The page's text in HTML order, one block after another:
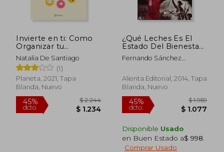
45%
dcto. $
Invierte en ti: Como
Organizar tu
Economia en 11 Pasos
Para Vivir Mejor
Natalia De Santiago
(1)
Planeta, 2021, Tapa
Blanda, Nuevo
¿Qué Leches Es El
Estado Del Bienestar?
(COLECCION
ALIENTA)
Fernando Sánchez
Alienta Editorial, 2014, Tapa
Blanda, Nuevo
Disponible Usado
en Buen Estado a$ 998
Comprar Usado